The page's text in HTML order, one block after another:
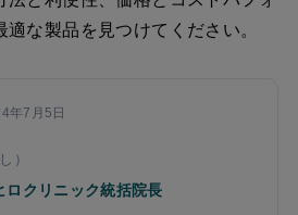
な製品を見つけてください。
年7月5日
）
ロクリニック統括院長